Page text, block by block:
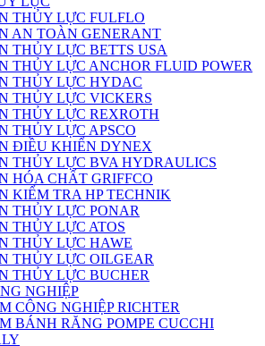
THỦY LỰC FULFLO
AN TOÀN GENERANT
THỦY LỰC BETTS USA
THỦY LỰC ANCHOR FLUID POWER
THỦY LỰC HYDAC
THỦY LỰC VICKERS
THỦY LỰC REXROTH
THỦY LỰC APSCO
ĐIỀU KHIỂN DYNEX
THỦY LỰC BVA HYDRAULICS
HÓA CHẤT GRIFFCO
KIỂM TRA HP TECHNIK
THỦY LỰC PONAR
THỦY LỰC ATOS
THỦY LỰC HAWE
THỦY LỰC OILGEAR
THỦY LỰC BUCHER
NGHIỆP
CÔNG NGHIỆP RICHTER
BÁNH RĂNG POMPE CUCCHI